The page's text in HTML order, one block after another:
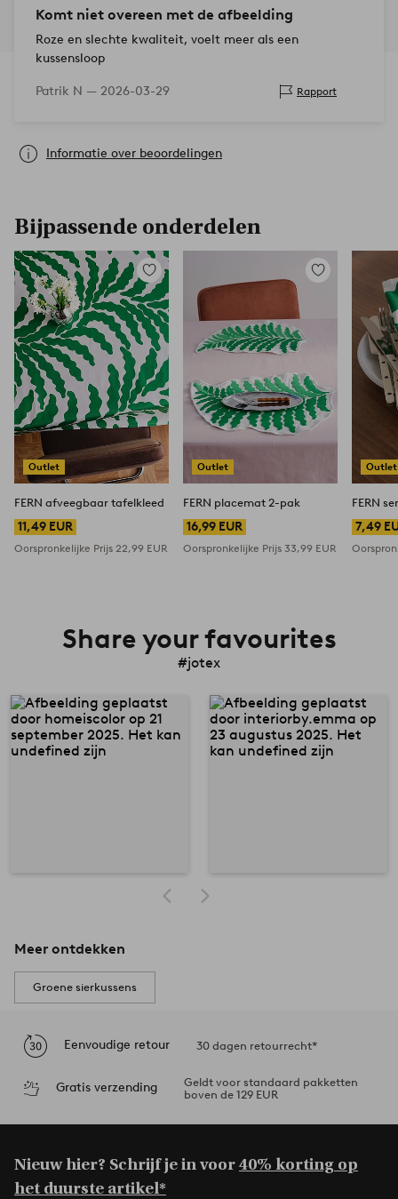
Komt niet overeen met de afbeelding
Roze en slechte kwaliteit, voelt meer als een
kussensloop
Patrik N — 2026-03-29 Rapport
Informatie over beoordelingen
Bijpassende onderdelen
Outlet
Toevoegen
aan
favorieten
FERN afveegbaar tafelkleed
11,49 EUR
Oorspronkelijke Prijs 22,99 EUR
Outlet
Toevoegen
FERN placemat 2-pak
16,99 EUR
Oorspronkelijke Prijs33,99 EUR
Outlet
FERN
7,49
Share your favourites
#jotex
Meer ontdekken
Groene sierkussens
Eenvoudige retour 30 dagen retourrecht*
Gratis verzending
Geldt voor standaard pakketten
boven de 129 EUR
Nieuw hier? Schrijf je in voor40% korting op
het duurste artikel*